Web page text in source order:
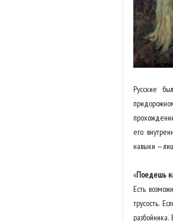
Русские
его
навыки —
«Поедешь
Есть
трусость.